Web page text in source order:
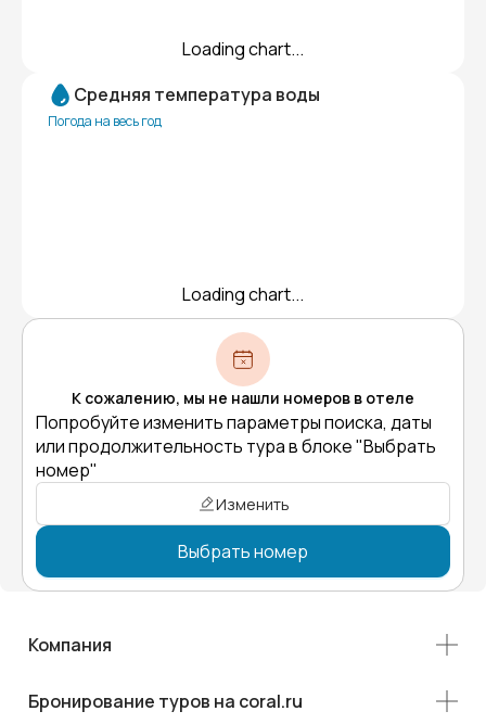
Loading chart...
Средняя температура воды
Погода на весь год
Loading chart...
К сожалению, мы не нашли номеров в отеле
Попробуйте изменить параметры поиска, даты
или продолжительность тура в блоке "Выбрать
номер"
Изменить
Выбрать номер
Компания
Бронирование туров на coral.ru